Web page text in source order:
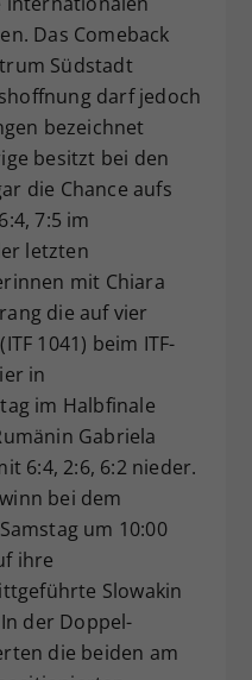
Das Comeback
Südstadt
darf jedoch
bezeichnet
besitzt bei den
die Chance aufs
7:5 im
letzten
mit Chiara
die auf vier
1041) beim ITF-
in
im Halbfinale
Gabriela
6:4, 2:6, 6:2 nieder.
bei dem
um 10:00
ihre
Slowakin
In der Doppel-
die beiden am
Ihre Consent-
Unter anderem eine
ID, für die
Ihrer
falls der
dies eingestellt